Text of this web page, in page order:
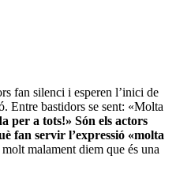
fan silenci i esperen l’inici de
Entre bastidors se sent: «Molta
per a tots!» Són els actors
fan servir l’expressió «molta
malament diem que és una